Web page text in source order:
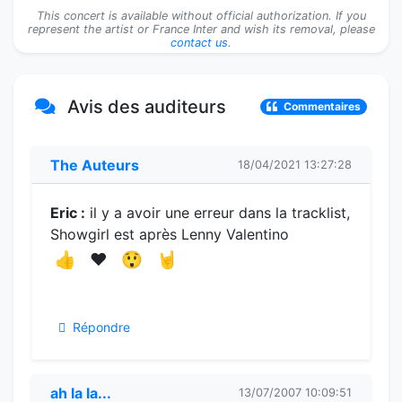
#12.Kid's Issues The Auteurs
The Auteurs
#15.Showgirl
#18.Housebreaker The Auteurs
#19.Home Again The Auteurs
This concert is available without official authorization. If you
represent the artist or France Inter and wish its removal, please
contact us.
Avis des auditeurs Commentaires
The Auteurs 18/04/2021 13:27:28
Eric : il y a avoir une erreur dans la tracklist,
Showgirl est après Lenny Valentino
👍 ❤️ 😲 🤘
Répondre
ah la la... 13/07/2007 10:09:51